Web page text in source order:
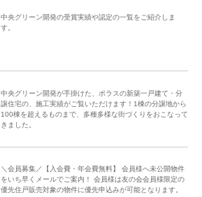
中央グリーン開発の受賞実績や認定の一覧をご紹介しま
す。
中央グリーン開発が手掛けた、ポラスの新築一戸建て・分
譲住宅の、施工実績がご覧いただけます！1棟の分譲地から
100棟を超えるものまで、多種多様な街づくりをおこなって
きました。
＼会員募集／【入会費・年会費無料】 会員様へ未公開物件
をいち早くメールでご案内！ 会員様は友の会会員様限定の
優先住戸販売対象の物件に優先申込みが可能となります。